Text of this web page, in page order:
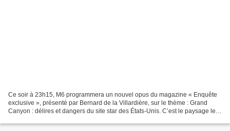
Ce soir à 23h15, M6 programmera un nouvel opus du magazine « Enquête
exclusive », présenté par Bernard de la Villardière, sur le thème : Grand
Canyon : délires et dangers du site star des États-Unis. C’est le paysage le